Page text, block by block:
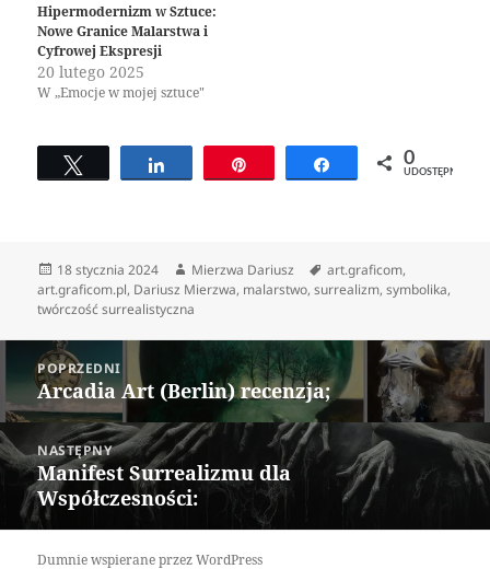
Hipermodernizm w Sztuce:
Nowe Granice Malarstwa i
Cyfrowej Ekspresji
20 lutego 2025
W „Emocje w mojej sztuce"
Tweetuj Udostępnij Przypnij Udostępnij
0
UDOSTĘPNIEŃ
Data
publikacji
18 stycznia 2024 Autor
Mierzwa Dariusz Tagi
art.graficom,
art.graficom.pl, Dariusz Mierzwa, malarstwo,surrealizm,symbolika,
twórczość surrealistyczna
Nawigacja
wpisuPOPRZEDNI
Poprzedni
wpis:
Arcadia Art (Berlin) recenzja;
NASTĘPNY
Następny
wpis:
Manifest Surrealizmu dla
Współczesności:
Dumnie wspierane przez WordPress